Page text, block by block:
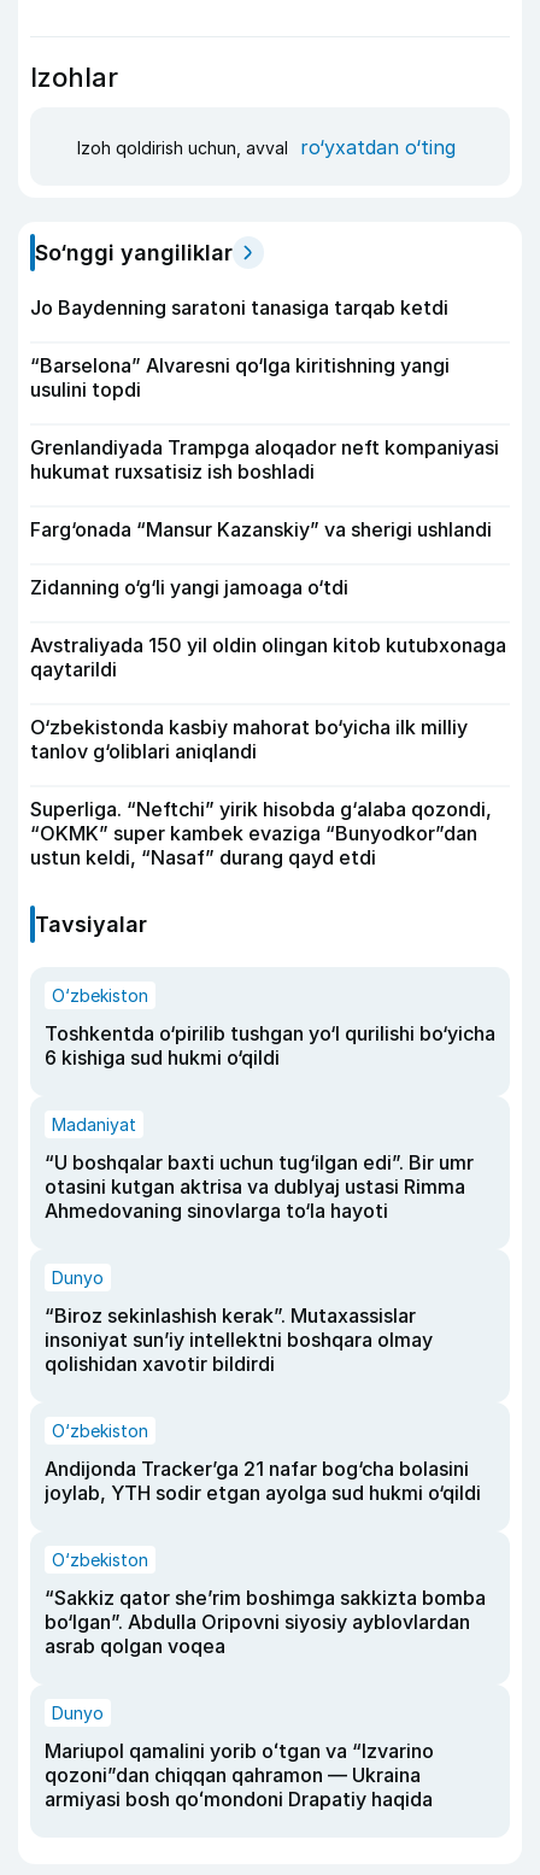
Izohlar
Izoh qoldirish uchun, avval ro‘yxatdan o‘ting
So‘nggi yangiliklar
Jo Baydenning saratoni tanasiga tarqab ketdi
“Barselona” Alvaresni qo‘lga kiritishning yangi
usulini topdi
Grenlandiyada Trampga aloqador neft kompaniyasi
hukumat ruxsatisiz ish boshladi
Farg‘onada “Mansur Kazanskiy” va sherigi ushlandi
Zidanning o‘g‘li yangi jamoaga o‘tdi
Avstraliyada 150 yil oldin olingan kitob kutubxonaga
qaytarildi
O‘zbekistonda kasbiy mahorat bo‘yicha ilk milliy
tanlov g‘oliblari aniqlandi
Superliga. “Neftchi” yirik hisobda g‘alaba qozondi,
“OKMK” super kambek evaziga “Bunyodkor”dan
ustun keldi, “Nasaf” durang qayd etdi
Tavsiyalar
O‘zbekiston
Toshkentda o‘pirilib tushgan yo‘l qurilishi bo‘yicha
6 kishiga sud hukmi o‘qildi
Madaniyat
“U boshqalar baxti uchun tug‘ilgan edi”. Bir umr
otasini kutgan aktrisa va dublyaj ustasi Rimma
Ahmedovaning sinovlarga to‘la hayoti
Dunyo
“Biroz sekinlashish kerak”. Mutaxassislar
insoniyat sun’iy intellektni boshqara olmay
qolishidan xavotir bildirdi
O‘zbekiston
Andijonda Tracker’ga 21 nafar bog‘cha bolasini
joylab, YTH sodir etgan ayolga sud hukmi o‘qildi
O‘zbekiston
“Sakkiz qator she’rim boshimga sakkizta bomba
bo‘lgan”. Abdulla Oripovni siyosiy ayblovlardan
asrab qolgan voqea
Dunyo
Mariupol qamalini yorib oʻtgan va “Izvarino
qozoni”dan chiqqan qahramon — Ukraina
armiyasi bosh qoʻmondoni Drapatiy haqida